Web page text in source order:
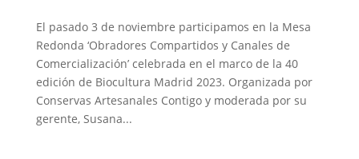
El pasado 3 de noviembre participamos en la Mesa
Redonda ‘Obradores Compartidos y Canales de
Comercialización’ celebrada en el marco de la 40
edición de Biocultura Madrid 2023. Organizada por
Conservas Artesanales Contigo y moderada por su
gerente, Susana...